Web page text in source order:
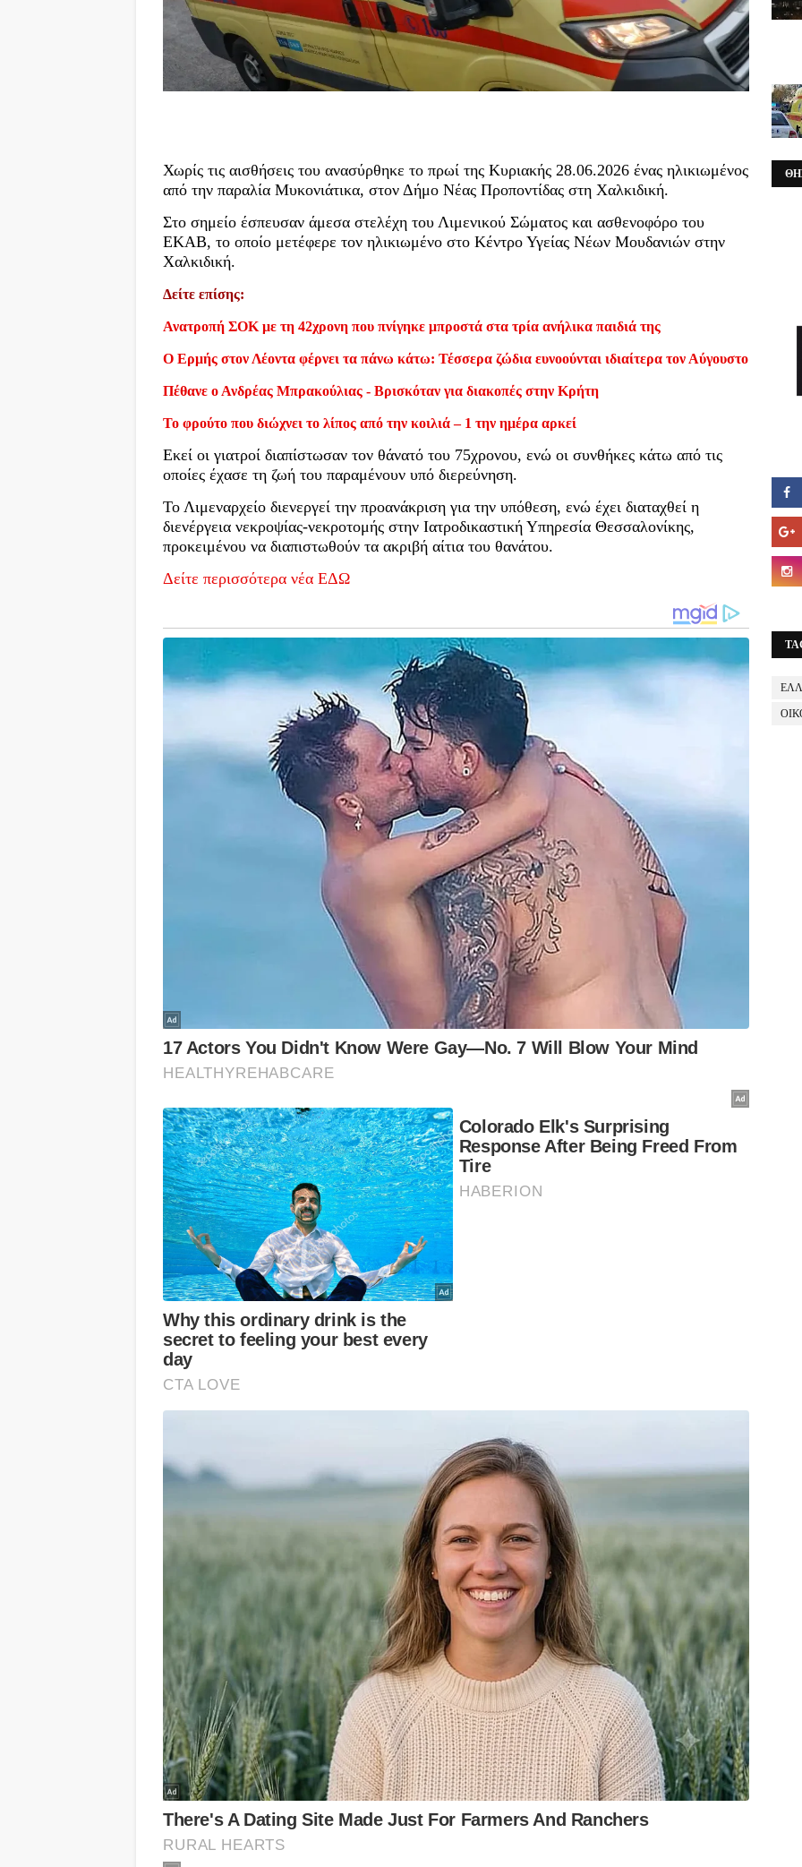
Χωρίς τις αισθήσεις του ανασύρθηκε το πρωί της Κυριακής 28.06.2026 ένας ηλικιωμένος
από την παραλία Μυκονιάτικα, στον Δήμο Νέας Προποντίδας στη Χαλκιδική.
Στο σημείο έσπευσαν άμεσα στελέχη του Λιμενικού Σώματος και ασθενοφόρο του
ΕΚΑΒ, το οποίο μετέφερε τον ηλικιωμένο στο Κέντρο Υγείας Νέων Μουδανιών στην
Χαλκιδική.
Δείτε επίσης:
Ανατροπή ΣΟΚ με τη 42χρονη που πνίγηκε μπροστά στα τρία ανήλικα παιδιά της
Ο Ερμής στον Λέοντα φέρνει τα πάνω κάτω: Τέσσερα ζώδια ευνοούνται ιδιαίτερα τον Αύγουστο
Πέθανε ο Ανδρέας Μπρακούλιας - Βρισκόταν για διακοπές στην Κρήτη
Το φρούτο που διώχνει το λίπος από την κοιλιά – 1 την ημέρα αρκεί
Εκεί οι γιατροί διαπίστωσαν τον θάνατό του 75χρονου, ενώ οι συνθήκες κάτω από τις
οποίες έχασε τη ζωή του παραμένουν υπό διερεύνηση.
Το Λιμεναρχείο διενεργεί την προανάκριση για την υπόθεση, ενώ έχει διαταχθεί η
διενέργεια νεκροψίας-νεκροτομής στην Ιατροδικαστική Υπηρεσία Θεσσαλονίκης,
προκειμένου να διαπιστωθούν τα ακριβή αίτια του θανάτου.
Δείτε περισσότερα νέα ΕΔΩ